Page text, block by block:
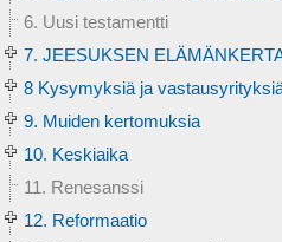
6. Uusi testamentti
7. JEESUKSEN
8 Kysymyksiä ja
9. Muiden kertomuksia
10. Keskiaika
11. Renesanssi
12. Reformaatio